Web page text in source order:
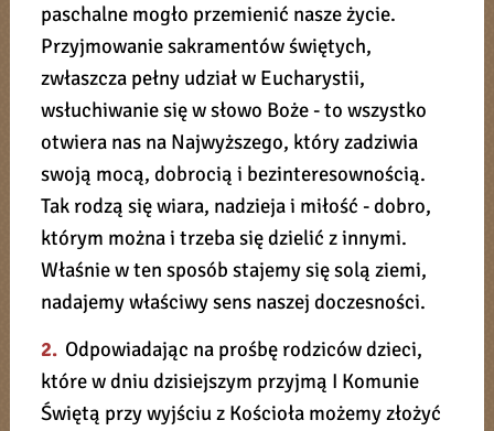
paschalne mogło przemienić nasze życie.
Przyjmowanie sakramentów świętych,
zwłaszcza pełny udział w Eucharystii,
wsłuchiwanie się w słowo Boże - to wszystko
otwiera nas na Najwyższego, który zadziwia
swoją mocą, dobrocią i bezinteresownością.
Tak rodzą się wiara, nadzieja i miłość - dobro,
którym można i trzeba się dzielić z innymi.
Właśnie w ten sposób stajemy się solą ziemi,
nadajemy właściwy sens naszej doczesności.
2. Odpowiadając na prośbę rodziców dzieci,
które w dniu dzisiejszym przyjmą I Komunie
Świętą przy wyjściu z Kościoła możemy złożyć